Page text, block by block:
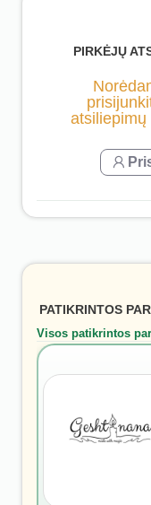
PIRKĖJŲ
atsiliepimų
PATIKRINTOS
Visos patikrintos